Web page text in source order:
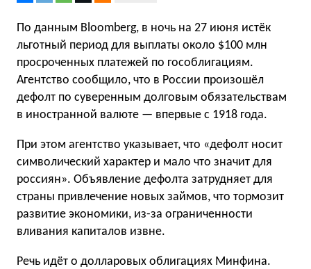
По данным Bloomberg, в ночь на 27 июня истёк
льготный период для выплаты около $100 млн
просроченных платежей по гособлигациям.
Агентство сообщило, что в России произошёл
дефолт по суверенным долговым обязательствам
в иностранной валюте — впервые с 1918 года.
При этом агентство указывает, что «дефолт носит
символический характер и мало что значит для
россиян». Объявление дефолта затрудняет для
страны привлечение новых займов, что тормозит
развитие экономики, из-за ограниченности
вливания капиталов извне.
Речь идёт о долларовых облигациях Минфина.